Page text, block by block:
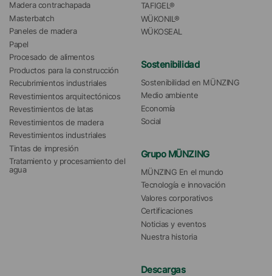
Madera contrachapada
Masterbatch
Paneles de madera
Papel
Procesado de alimentos
Productos para la construcción
Recubrimientos industriales
Revestimientos arquitectónicos
Revestimientos de latas
Revestimientos de madera
Revestimientos industriales
Tintas de impresión
Tratamiento y procesamiento del
agua
TAFIGEL®
WÜKONIL®
WÜKOSEAL
Sostenibilidad
Sostenibilidad en MÜNZING
Medio ambiente
Economía
Social
Grupo MÜNZING
MÜNZING En el mundo
Tecnología e innovación
Valores corporativos
Certificaciones
Noticias y eventos
Nuestra historia
Descargas